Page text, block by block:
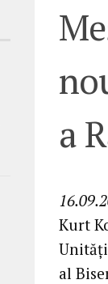
a
Kurt
al